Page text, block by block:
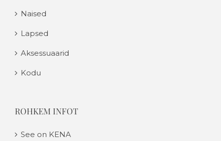
Naised
Lapsed
Aksessuaarid
Kodu
ROHKEM INFOT
See on KENA